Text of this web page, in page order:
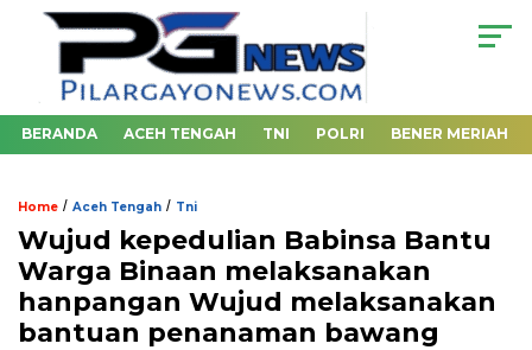
BERANDA ACEH TENGAH TNI POLRI BENER MERIAH
Home / Aceh Tengah / Tni
Wujud kepedulian Babinsa Bantu
Warga Binaan melaksanakan
hanpangan Wujud melaksanakan
bantuan penanaman bawang